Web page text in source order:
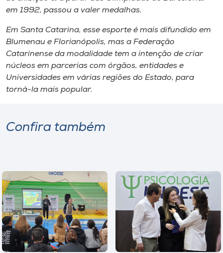
em 1992, passou a valer medalhas.
Em Santa Catarina, esse esporte é mais difundido em
Blumenau e Florianópolis, mas a Federação
Catarinense da modalidade tem a intenção de criar
núcleos em parcerias com órgãos, entidades e
Universidades em várias regiões do Estado, para
torná-la mais popular.
Confira também